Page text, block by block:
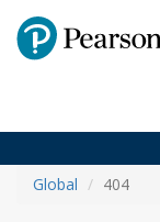
Global 404